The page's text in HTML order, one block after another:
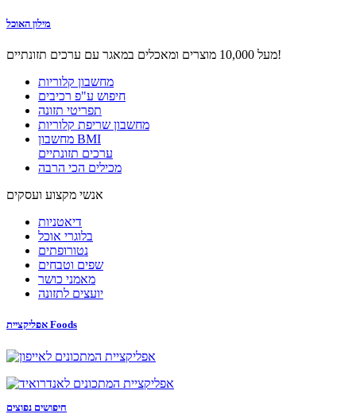
מילון האוכל
מעל 10,000 מוצרים ומאכלים במאגר עם ערכים תזונתיים!
מחשבון קלוריות
חיפוש ע"פ רכיבים
תפריטי תזונה
מחשבון שריפת קלוריות
מחשבון BMI
ערכים תזונתיים
מכילים הכי הרבה
אנשי מקצוע ועסקים
דיאטניות
בלוגרי אוכל
נטורופתים
שפים וטבחים
מאמני כושר
יועצים לתזונה
אפליקציית Foods
חיפושים נפוצים